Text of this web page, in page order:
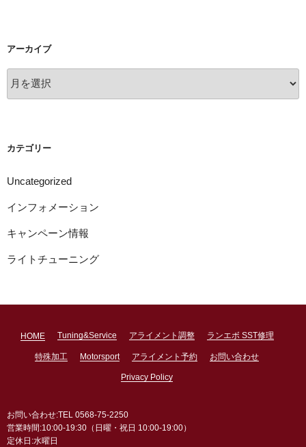
アーカイブ
ー
カテゴリー
Uncategorized
インフォメーション
キャンペーン情報
ライトチューニング
HOME Tuning&Service アライメント調整 ランエボ SST修理
特殊加工 Motorsport アライメント予約 お問い合わせ
Privacy Policy
お問い合わせ:TEL 0568-75-2250
営業時間:10:00-19:30（日曜・祝日 10:00-19:00）
定休日:水曜日